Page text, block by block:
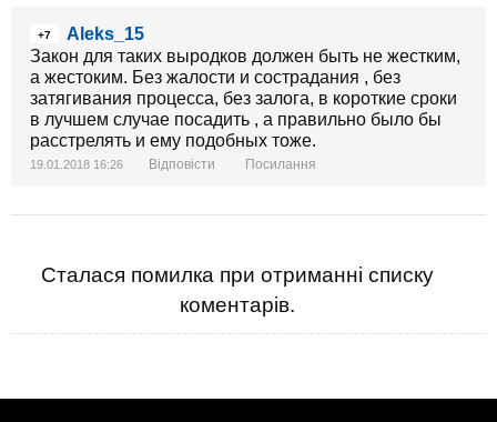
+7
Aleks_15
Закон для таких выродков должен быть не жестким,
а жестоким. Без жалости и сострадания , без
затягивания процесса, без залога, в короткие сроки
в лучшем случае посадить , а правильно было бы
расстрелять и ему подобных тоже.
19.01.2018 16:26 Відповісти Посилання
Сталася помилка при отриманні списку
коментарів.